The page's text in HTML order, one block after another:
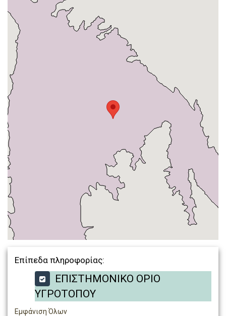
Επίπεδα πληροφορίας:
ΕΠΙΣΤΗΜΟΝΙΚΟ ΟΡΙΟ
ΥΓΡΟΤΟΠΟΥ
Εμφάνιση Όλων